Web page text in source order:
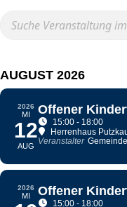
AUGUST 2026
2026
MI
12
AUG
Offener
15:00 - 18:00
Herrenhaus
Veranstalter
2026
MI Offener
15:00 - 18:00